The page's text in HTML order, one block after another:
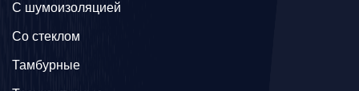
С шумоизоляцией
Со стеклом
Тамбурные